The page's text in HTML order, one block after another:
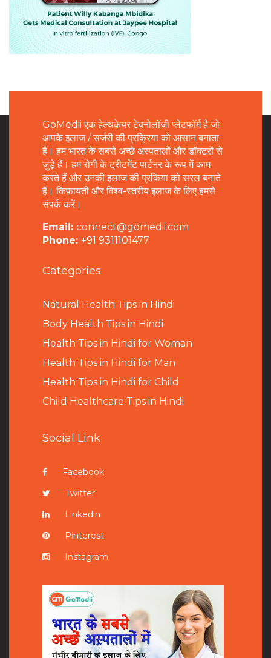
GoMedii एक हेल्थकेयर टेक्नोलॉजी प्लेटफॉर्म है जो
आपके इलाज / सर्जरी की प्रक्रिया को आसान बनाता
है। हम भारत के सबसे अच्छे अस्पतालों और डॉक्टरों से
जुड़े हैं। हम रोगी के ट्रीटमेंट पार्टनर के रूप में काम
करते हैं और उनकी इलाज की प्रकिया को सरल बनाते
हैं। किफ़ायती और विश्व-स्तरीय इलाज के लिए हमसे
संपर्क करें।
Email: connect@gomedii.com
Phone: +91 9311101477
Categories
Natural Health Tips in Hindi
Body Health Tips in Hindi
Health Tips in Hindi for Woman
Health Tips in Hindi for Man
Health Tips in Hindi for Child
Child Healthcare Tips in Hindi
Social Link
Facebook
Twitter
Linkedin
Pinterest
Instagram